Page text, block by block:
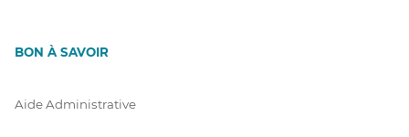
BON À SAVOIR
Aide Administrative